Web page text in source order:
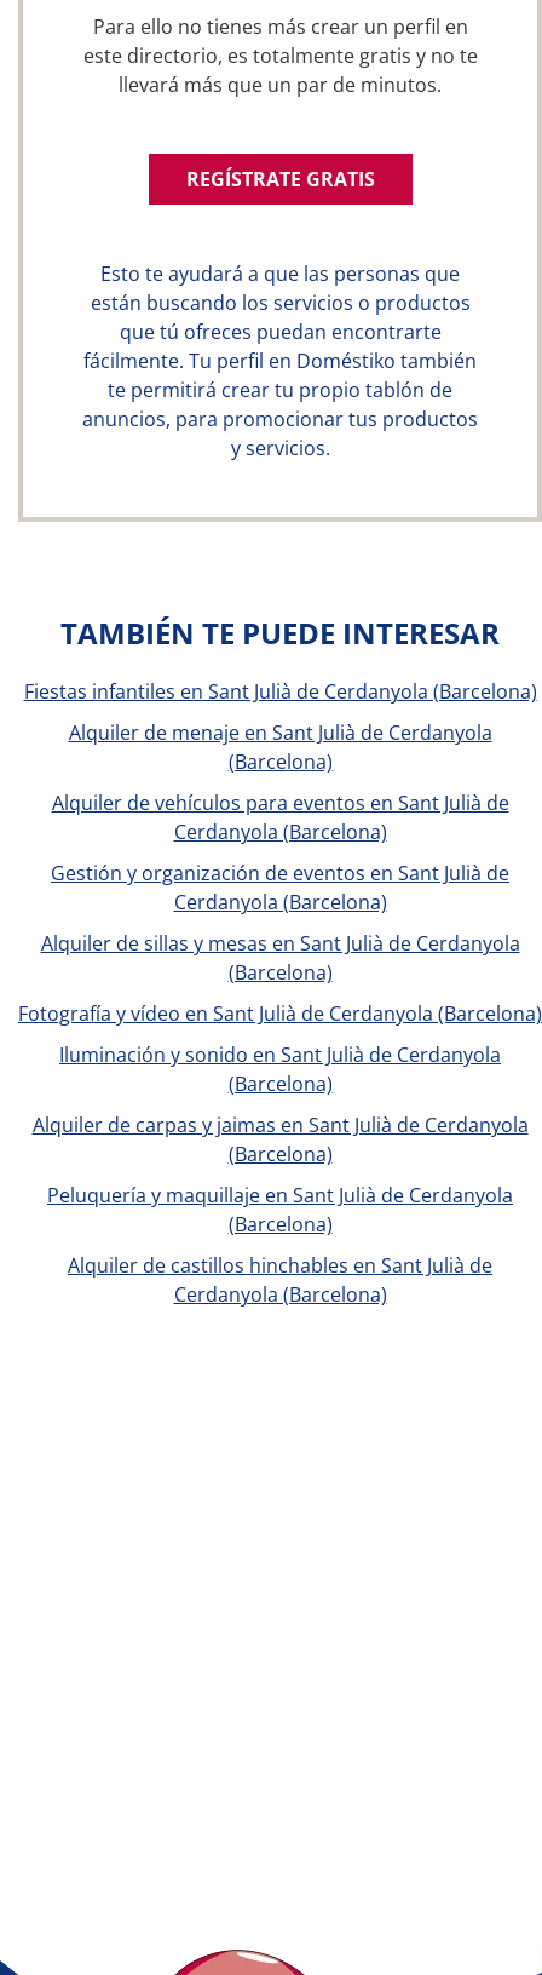
Para ello no tienes más crear un perfil en
este directorio, es totalmente gratis y no te
llevará más que un par de minutos.
REGÍSTRATE GRATIS
Esto te ayudará a que las personas que
están buscando los servicios o productos
que tú ofreces puedan encontrarte
fácilmente. Tu perfil en Doméstiko también
te permitirá crear tu propio tablón de
anuncios, para promocionar tus productos
y servicios.
TAMBIÉN TE PUEDE INTERESAR
Fiestas infantiles en Sant Julià de Cerdanyola (Barcelona)
Alquiler de menaje en Sant Julià de Cerdanyola
(Barcelona)
Alquiler de vehículos para eventos en Sant Julià de
Cerdanyola (Barcelona)
Gestión y organización de eventos en Sant Julià de
Cerdanyola (Barcelona)
Alquiler de sillas y mesas en Sant Julià de Cerdanyola
(Barcelona)
Fotografía y vídeo en Sant Julià de Cerdanyola (Barcelona)
Iluminación y sonido en Sant Julià de Cerdanyola
(Barcelona)
Alquiler de carpas y jaimas en Sant Julià de Cerdanyola
(Barcelona)
Peluquería y maquillaje en Sant Julià de Cerdanyola
(Barcelona)
Alquiler de castillos hinchables en Sant Julià de
Cerdanyola (Barcelona)